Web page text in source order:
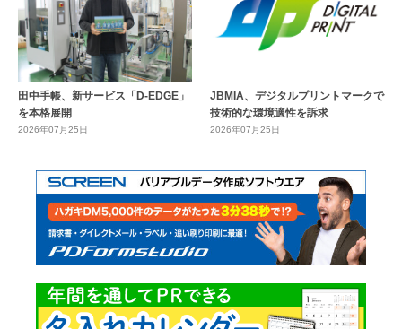
田中手帳、新サービス「D-EDGE」
を本格展開
2026年07月25日
JBMIA、デジタルプリントマークで
技術的な環境適性を訴求
2026年07月25日